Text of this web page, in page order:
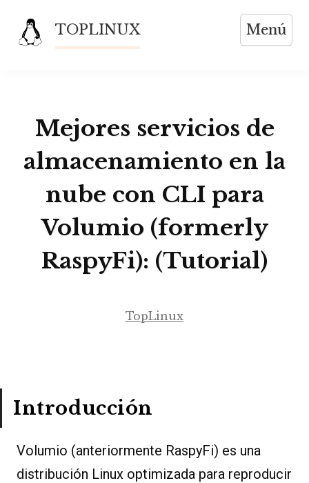
contenido
TOPLINUX Menú
Mejores servicios de
almacenamiento en la
nube con CLI para
Volumio (formerly
RaspyFi): (Tutorial)
TopLinux
Introducción
Volumio (anteriormente RaspyFi) es una
distribución Linux optimizada para reproducir